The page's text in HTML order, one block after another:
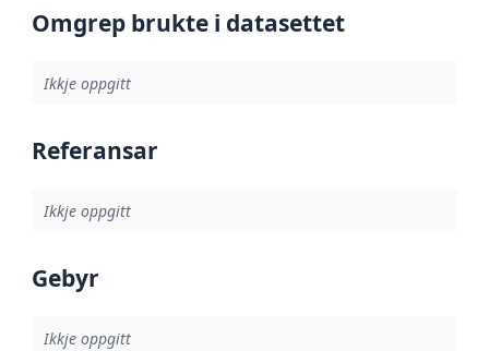
Omgrep brukte i datasettet
Ikkje oppgitt
Referansar
Ikkje oppgitt
Gebyr
Ikkje oppgitt